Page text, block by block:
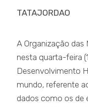
TATAJORDAO
A Organização das
nesta quarta-feira
Desenvolvimento
mundo, referente
dados como os de